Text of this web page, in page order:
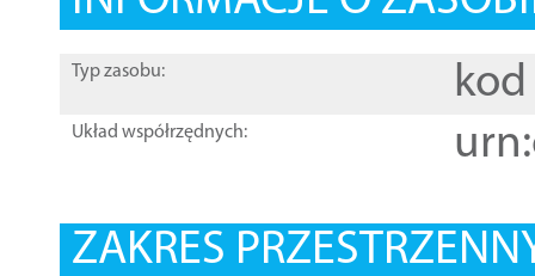
Typ zasobu: kod
Układ współrzędnych:
ZAKRES